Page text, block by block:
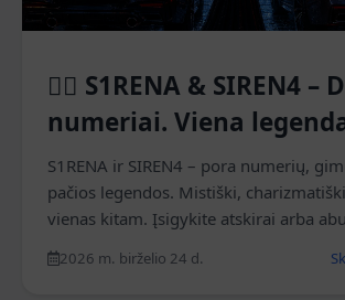
🧜‍♀️ S1RENA & SIREN4 –
numeriai. Viena
S1RENA ir SIREN4 – pora numerių,
pačios legendos. Mistiški,
vienas kitam. Įsigykite atskirai arba
2026 m. birželio 24 d.